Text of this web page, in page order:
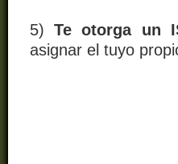
5)Te otorga un
asignar el tuyo